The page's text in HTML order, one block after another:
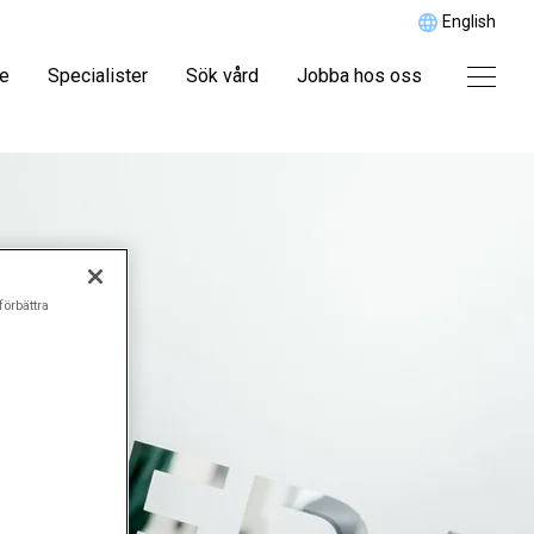
English
Specialister Sök vård Jobba hos oss